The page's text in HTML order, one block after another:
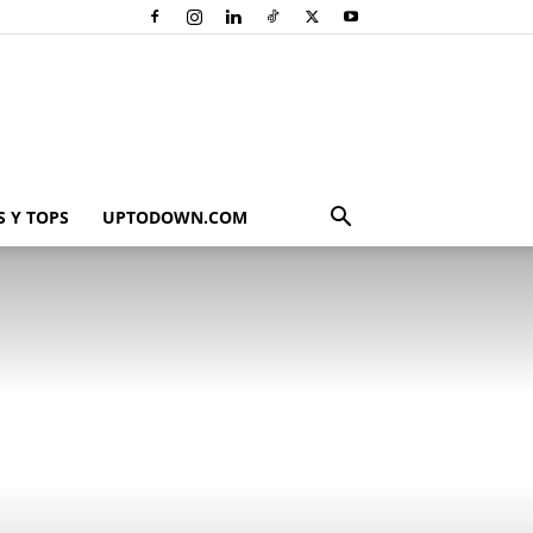
Y TOPS UPTODOWN.COM